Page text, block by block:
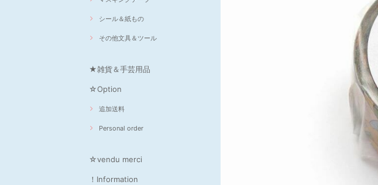
シール＆紙もの
その他文具＆ツール
★雑貨＆手芸用品
☆Option
追加送料
Personal order
☆vendu merci
！Information